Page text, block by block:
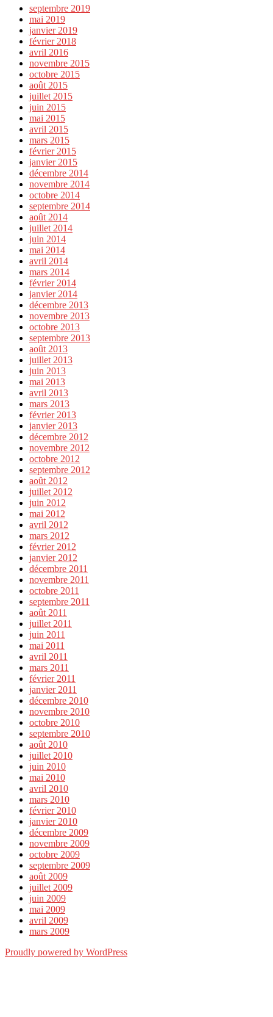
septembre 2019
mai 2019
janvier 2019
février 2018
avril 2016
novembre 2015
octobre 2015
août 2015
juillet 2015
juin 2015
mai 2015
avril 2015
mars 2015
février 2015
janvier 2015
décembre 2014
novembre 2014
octobre 2014
septembre 2014
août 2014
juillet 2014
juin 2014
mai 2014
avril 2014
mars 2014
février 2014
janvier 2014
décembre 2013
novembre 2013
octobre 2013
septembre 2013
août 2013
juillet 2013
juin 2013
mai 2013
avril 2013
mars 2013
février 2013
janvier 2013
décembre 2012
novembre 2012
octobre 2012
septembre 2012
août 2012
juillet 2012
juin 2012
mai 2012
avril 2012
mars 2012
février 2012
janvier 2012
décembre 2011
novembre 2011
octobre 2011
septembre 2011
août 2011
juillet 2011
juin 2011
mai 2011
avril 2011
mars 2011
février 2011
janvier 2011
décembre 2010
novembre 2010
octobre 2010
septembre 2010
août 2010
juillet 2010
juin 2010
mai 2010
avril 2010
mars 2010
février 2010
janvier 2010
décembre 2009
novembre 2009
octobre 2009
septembre 2009
août 2009
juillet 2009
juin 2009
mai 2009
avril 2009
mars 2009
Proudly powered by WordPress